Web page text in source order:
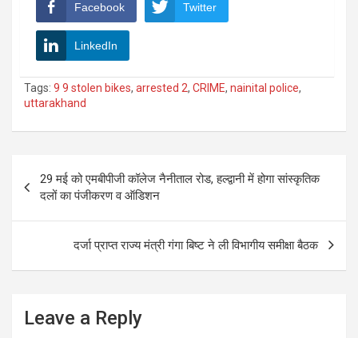
Facebook Twitter
LinkedIn
Tags: 9 9 stolen bikes, arrested 2, CRIME, nainital police,
uttarakhand
navigation
29 मई को एमबीपीजी कॉलेज नैनीताल रोड, हल्द्वानी में होगा सांस्कृतिक
दलों का पंजीकरण व ऑडिशन
दर्जा प्राप्त राज्य मंत्री गंगा बिष्ट ने ली विभागीय समीक्षा बैठक
Leave a Reply